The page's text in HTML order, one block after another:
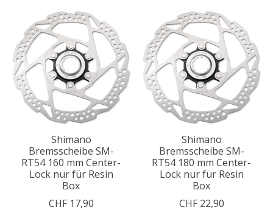
Shimano
Bremsscheibe SM-
RT54 160 mm Center-
Lock nur für Resin
Box
CHF 17,90
Shimano
Bremsscheibe SM-
RT54 180 mm Center-
Lock nur für Resin
Box
CHF 22,90